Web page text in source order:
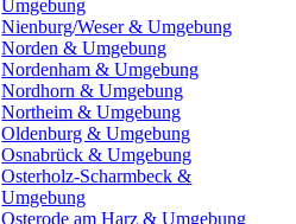
Umgebung
Nienburg/Weser & Umgebung
Norden & Umgebung
Nordenham & Umgebung
Nordhorn & Umgebung
Northeim & Umgebung
Oldenburg & Umgebung
Osnabrück & Umgebung
Osterholz-Scharmbeck &
Umgebung
Osterode am Harz & Umgebung